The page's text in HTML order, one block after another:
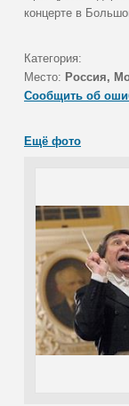
концерте в
Категория:
Место: Россия,
Сообщить об
Ещё фото